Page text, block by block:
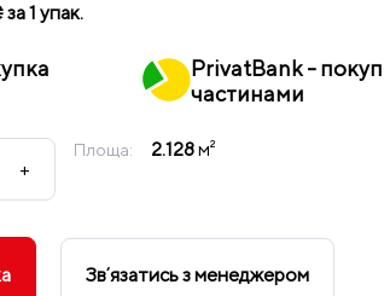
1 упак.
PrivatBank -
частинами
+
Площа: 2.128м²
Звʼязатись з менеджером